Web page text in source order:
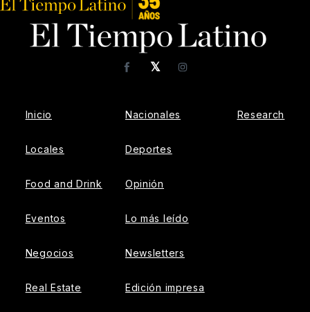
𝕏
FacebookInstagram
Inicio
Locales
Food and Drink
Eventos
Negocios
Real Estate
Nacionales
Deportes
Opinión
Lo más leído
Newsletters
Edición impresa
Research